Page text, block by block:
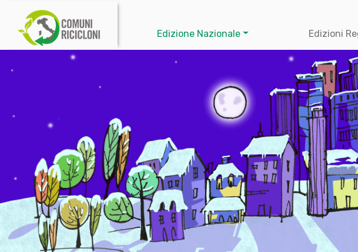
Edizione Nazionale Edizioni